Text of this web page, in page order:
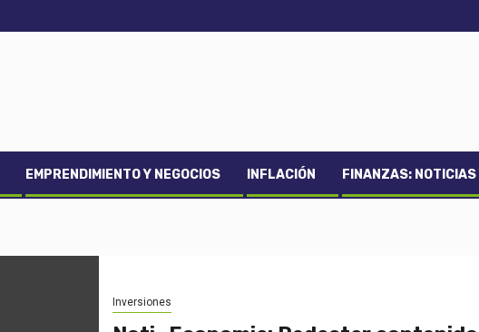
EMPRENDIMIENTO Y NEGOCIOS INFLACIÓN FINANZAS:
Inversiones